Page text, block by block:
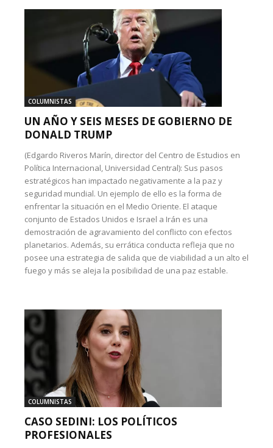
COLUMNISTAS
UN AÑO Y SEIS MESES DE GOBIERNO DE
DONALD TRUMP
(Edgardo Riveros Marín, director del Centro de Estudios en
Política Internacional, Universidad Central): Sus pasos
estratégicos han impactado negativamente a la paz y
seguridad mundial. Un ejemplo de ello es la forma de
enfrentar la situación en el Medio Oriente. El ataque
conjunto de Estados Unidos e Israel a Irán es una
demostración de agravamiento del conflicto con efectos
planetarios. Además, su errática conducta refleja que no
posee una estrategia de salida que de viabilidad a un alto el
fuego y más se aleja la posibilidad de una paz estable.
COLUMNISTAS
CASO SEDINI: LOS POLÍTICOS
PROFESIONALES